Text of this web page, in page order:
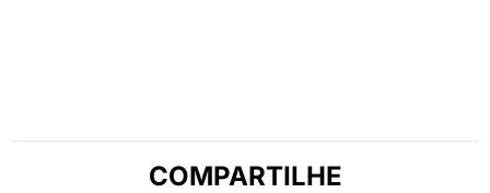
COMPARTILHE